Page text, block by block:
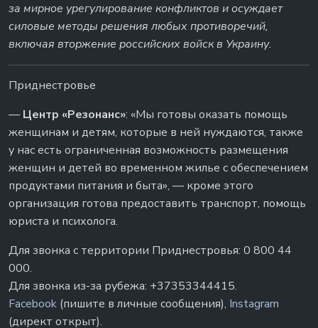
за мирное урегулирование конфликтов и осуждает
силовые методы решения любых противоречий,
включая вторжение российских войск в Украину.
Приднестровье
— Центр «Резонанс»: «Мы готовы оказать помощь
женщинам и детям, которые в ней нуждаются, также
у нас есть ограниченная возможность размещения
женщин и детей во временном жилье c обеспечением
продуктами питания и быта», — кроме этого
организация готова предоставить транспорт, помощь
юриста и психолога.
Для звонка с территории Приднестровья: 0 800 44
000.
Для звонка из-за рубежа: +37353344415.
Facebook (пишите в личные сообщения), Instagram
(директ открыт).